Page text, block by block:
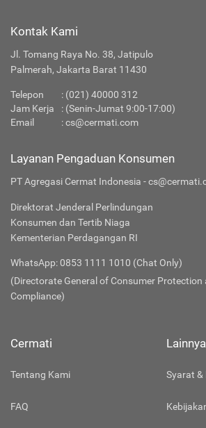
Kontak Kami
Jl. Tomang Raya No. 38, Jatipulo
Palmerah, Jakarta Barat 11430
Telepon : (021) 40000 312
Jam Kerja
: (Senin-Jumat 9:00-17:00)
Email
:cs@cermati.com
Layanan Pengaduan Konsumen
PT Agregasi Cermat Indonesia -
Direktorat Jenderal Perlindungan
Konsumen dan Tertib Niaga
Kementerian Perdagangan RI
WhatsApp: 0853 1111 1010 (Chat Only)
(Directorate General of Consumer Protection
Compliance)
Cermati
Tentang Kami
FAQ
Lainnya
Syarat &